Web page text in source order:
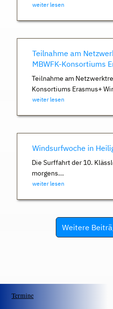
weiter lesen
Teilnahme am
MBWFK-Konsortiums
Teilnahme am
Konsortiums Erasmus+
weiter lesen
Windsurfwoche in
Die Surffahrt der 10.
morgens...
weiter lesen
Weitere
Termine